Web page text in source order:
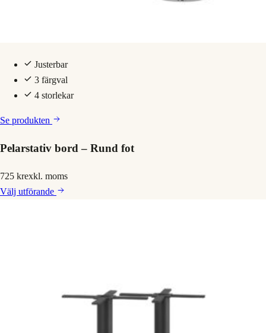
Justerbar
3 färgval
4 storlekar
Se produkten
Pelarstativ bord – Rund fot
725 krexkl. moms
Välj utförande